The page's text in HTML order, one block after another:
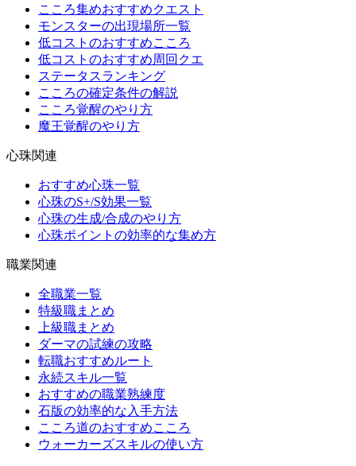
こころ集めおすすめクエスト
モンスターの出現場所一覧
低コストのおすすめこころ
低コストのおすすめ周回クエ
ステータスランキング
こころの確定条件の解説
こころ覚醒のやり方
魔王覚醒のやり方
心珠関連
おすすめ心珠一覧
心珠のS+/S効果一覧
心珠の生成/合成のやり方
心珠ポイントの効率的な集め方
職業関連
全職業一覧
特級職まとめ
上級職まとめ
ダーマの試練の攻略
転職おすすめルート
永続スキル一覧
おすすめの職業熟練度
石版の効率的な入手方法
こころ道のおすすめこころ
ウォーカーズスキルの使い方